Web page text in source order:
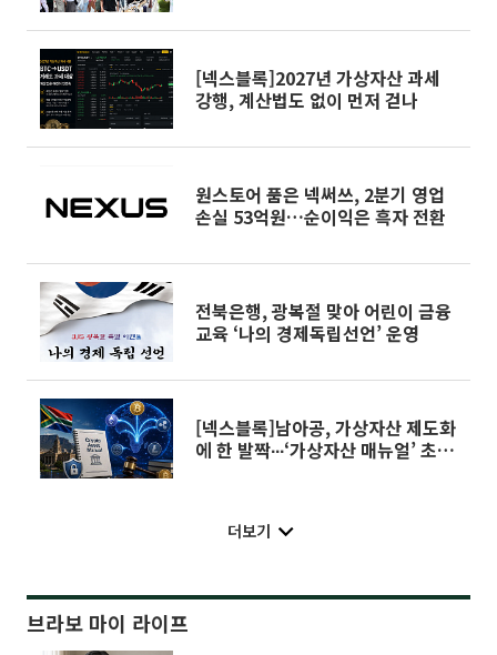
[넥스블록]2027년 가상자산 과세
강행, 계산법도 없이 먼저 걷나
원스토어 품은 넥써쓰, 2분기 영업
손실 53억원…순이익은 흑자 전환
전북은행, 광복절 맞아 어린이 금융
교육 ‘나의 경제독립선언’ 운영
[넥스블록]남아공, 가상자산 제도화
에 한 발짝∙∙∙‘가상자산 매뉴얼’ 초안
더보기
브라보 마이 라이프